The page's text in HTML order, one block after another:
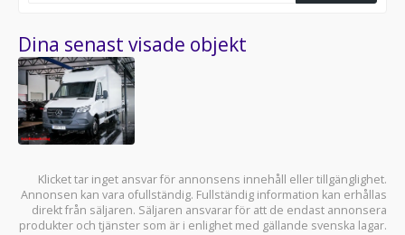
Dina senast visade objekt
Klicket tar inget ansvar för annonsens innehåll eller tillgänglighet.
Annonsen kan vara ofullständig. Fullständig information kan erhållas
direkt från säljaren. Säljaren ansvarar för att de endast annonsera
produkter och tjänster som är i enlighet med gällande svenska lagar.